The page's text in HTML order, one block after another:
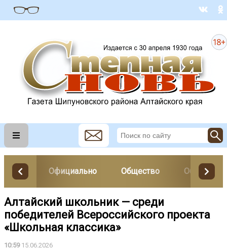
Официально Общество
Алтайский школьник — среди
победителей Всероссийского проекта
«Школьная классика»
10:5915.06.2026